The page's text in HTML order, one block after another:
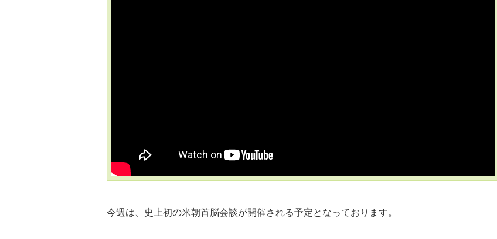
今週は、史上初の米朝首脳会談が開催される予定となっております。